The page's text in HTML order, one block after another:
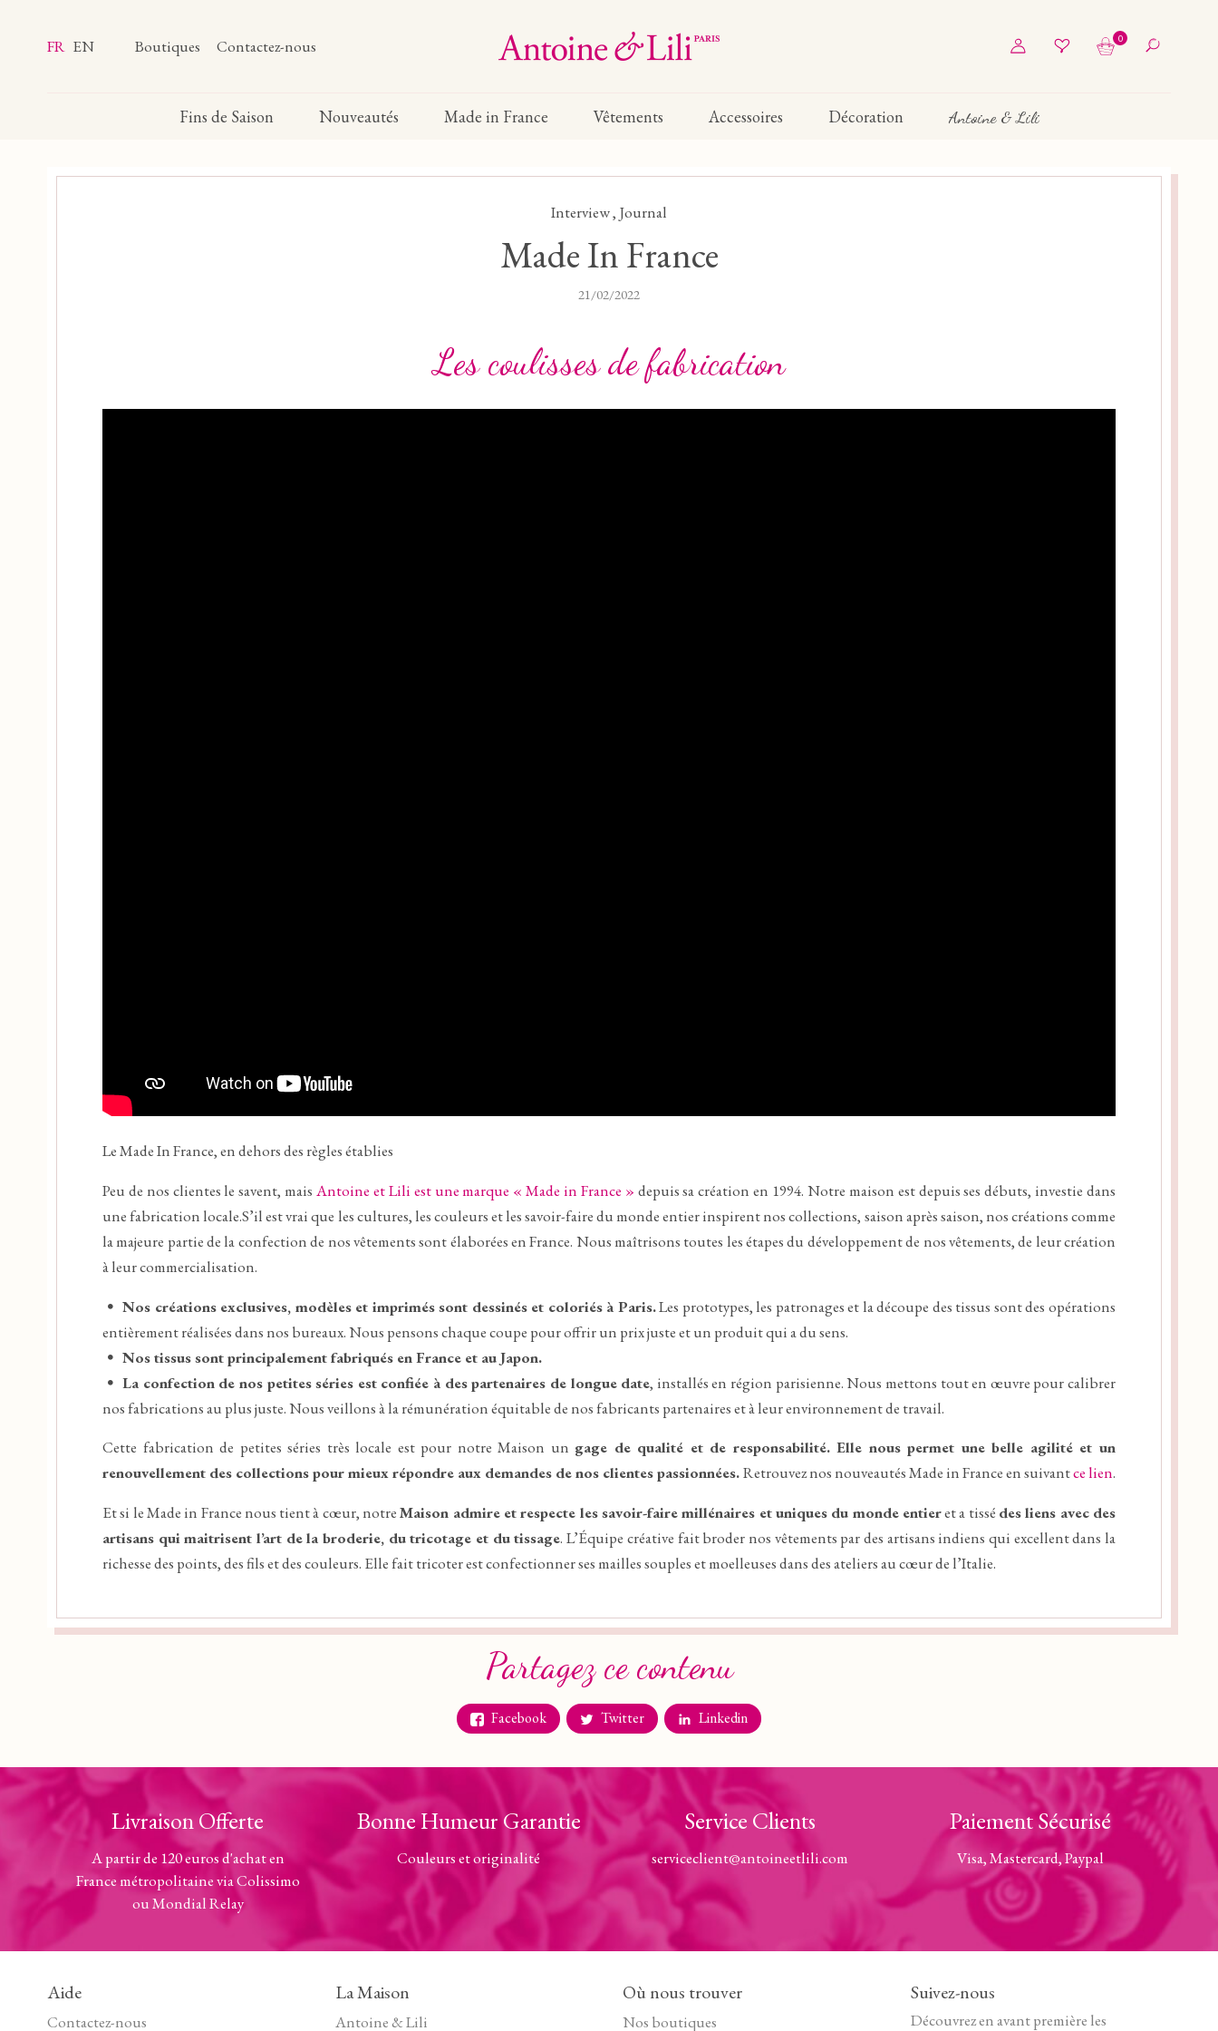
FR EN Boutiques Contactez-nous 0
Fins de Saison Nouveautés Made in France Vêtements Accessoires Décoration Antoine & Lili
Interview, Journal
Made In France
21/02/2022
Les coulisses de fabrication
Le Made In France, en dehors des règles établies
Peu de nos clientes le savent, maisAntoine et Lili est une marque « Made in France » depuis sa création en 1994. Notre maison est depuis ses débuts, investie dans
une fabrication locale.S’il est vrai que les cultures, les couleurs et les savoir-faire du monde entier inspirent nos collections, saison après saison, nos créations comme
la majeure partie de la confection de nos vêtements sont élaborées en France. Nous maîtrisons toutes les étapes du développement de nos vêtements, de leur création
à leur commercialisation.
Nos créations exclusives, modèles et imprimés sont dessinés et coloriés à Paris.Les prototypes, les patronages et la découpe des tissus sont des opérations
entièrement réalisées dans nos bureaux. Nous pensons chaque coupe pour offrir un prix juste et un produit qui a du sens.
Nos tissus sont principalement fabriqués en France et au Japon.
La confection de nos petites séries est confiée à des partenaires de longue date, installés en région parisienne. Nous mettons tout en œuvre pour calibrer
nos fabrications au plus juste. Nous veillons à la rémunération équitable de nos fabricants partenaires et à leur environnement de travail.
Cette fabrication de petites séries très locale est pour notre Maison un gage de qualité et de responsabilité. Elle nous permet une belle agilité et un
renouvellement des collections pour mieux répondre aux demandes de nos clientes passionnées.Retrouvez nos nouveautés Made in France en suivantce lien.
Et si le Made in France nous tient à cœur, notreMaison admire et respecte les savoir-faire millénaires et uniques du monde entieret a tissé des liens avec des
artisans qui maitrisent l’art de la broderie, du tricotage et du tissage. L’Équipe créative fait broder nos vêtements par des artisans indiens qui excellent dans la
richesse des points, des fils et des couleurs. Elle fait tricoter est confectionner ses mailles souples et moelleuses dans des ateliers au cœur de l’Italie.
Partagez ce contenu
Facebook Twitter Linkedin
Livraison Offerte
A partir de 120 euros d'achat en
France métropolitaine via Colissimo
ou Mondial Relay
Bonne Humeur Garantie
Couleurs et originalité
Service Clients
serviceclient@antoineetlili.com
Paiement Sécurisé
Visa, Mastercard, Paypal
Aide
Contactez-nous
La Maison
Antoine & Lili
Où nous trouver
Nos boutiques
Suivez-nous
Découvrez en avant première les